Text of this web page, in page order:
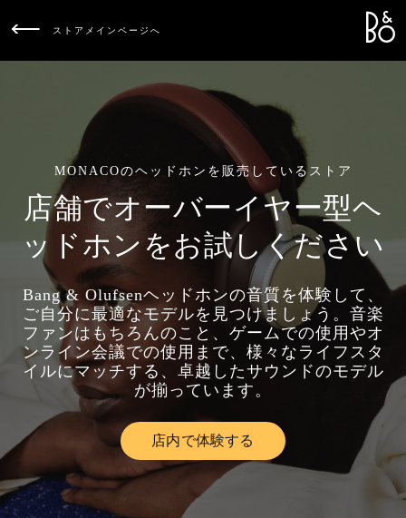
ストアメインページへ
MONACOのヘッドホンを販売しているストア
店舗でオーバーイヤー型ヘ
ッドホンをお試しください
Bang & Olufsenヘッドホンの音質を体験して、
ご自分に最適なモデルを見つけましょう。音楽
ファンはもちろんのこと、ゲームでの使用やオ
ンライン会議での使用まで、様々なライフスタ
イルにマッチする、卓越したサウンドのモデル
が揃っています。
店内で体験するLink Opens in New Tab